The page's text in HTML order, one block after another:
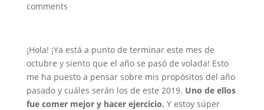
comments
¡Hola! ¡Ya está a punto de terminar este mes de
octubre y siento que el año se pasó de volada! Esto
me ha puesto a pensar sobre mis propósitos del año
pasado y cuáles serán los de este 2019. Uno de ellos
fue comer mejor y hacer ejercicio. Y estoy súper